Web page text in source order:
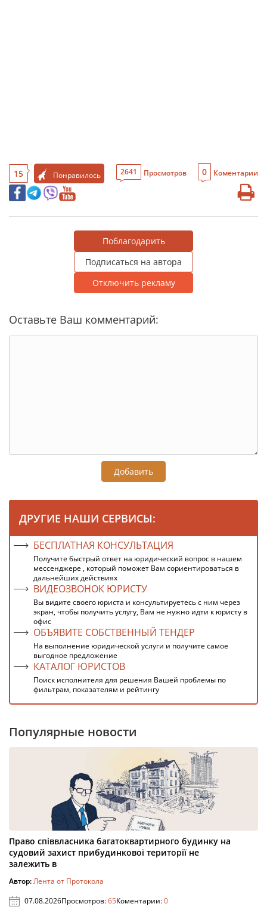
15 Понравилось 2641 Просмотров 0 Коментарии
Поблагодарить
Подписаться на автора
Отключить рекламу
Оставьте Ваш комментарий:
Добавить
ДРУГИЕ НАШИ СЕРВИСЫ:
БЕСПЛАТНАЯ КОНСУЛЬТАЦИЯ
Получите быстрый ответ на юридический вопрос в нашем
мессенджере , который поможет Вам сориентироваться в
дальнейших действиях
ВИДЕОЗВОНОК ЮРИСТУ
Вы видите своего юриста и консультируетесь с ним через
экран, чтобы получить услугу, Вам не нужно идти к юристу в
офис
ОБЪЯВИТЕ СОБСТВЕННЫЙ ТЕНДЕР
На выполнение юридической услуги и получите самое
выгодное предложение
КАТАЛОГ ЮРИСТОВ
Поиск исполнителя для решения Вашей проблемы по
фильтрам, показателям и рейтингу
Популярные новости
Право співвласника багатоквартирного будинку на
судовий захист прибудинкової території не
залежить в
Автор:Лента от Протокола
07.08.2026Просмотров:65Коментарии:0